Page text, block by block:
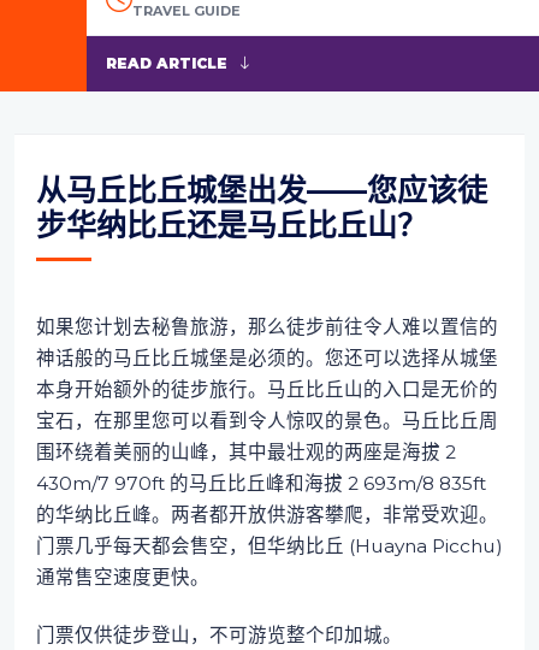
TRAVEL GUIDE
READ ARTICLE
从马丘比丘城堡出发——您应该徒
步华纳比丘还是马丘比丘山？
如果您计划去秘鲁旅游，那么徒步前往令人难以置信的
神话般的马丘比丘城堡是必须的。您还可以选择从城堡
本身开始额外的徒步旅行。马丘比丘山的入口是无价的
宝石，在那里您可以看到令人惊叹的景色。马丘比丘周
围环绕着美丽的山峰，其中最壮观的两座是海拔 2
430m/7 970ft 的马丘比丘峰和海拔 2 693m/8 835ft
的华纳比丘峰。两者都开放供游客攀爬，非常受欢迎。
门票几乎每天都会售空，但华纳比丘 (Huayna Picchu)
通常售空速度更快。
门票仅供徒步登山，不可游览整个印加城。